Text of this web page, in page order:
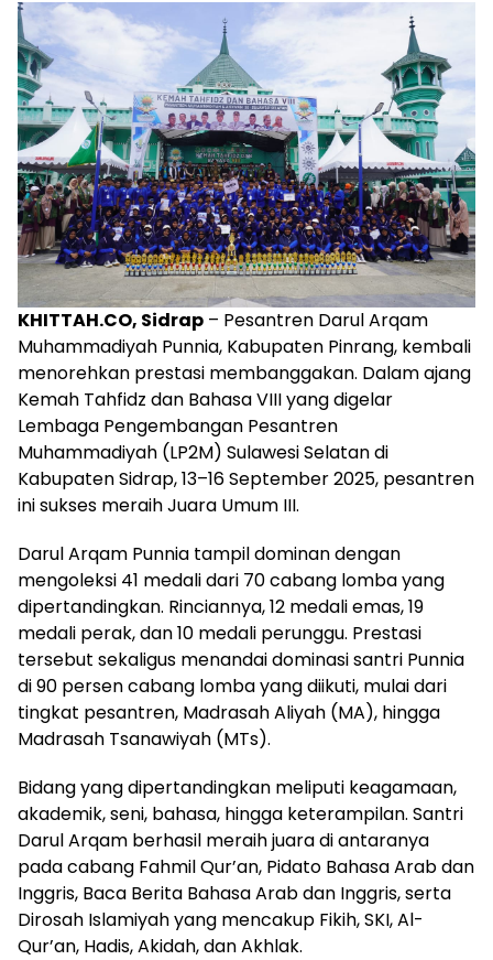
KHITTAH.CO, Sidrap – Pesantren Darul Arqam
Muhammadiyah Punnia, Kabupaten Pinrang, kembali
menorehkan prestasi membanggakan. Dalam ajang
Kemah Tahfidz dan Bahasa VIII yang digelar
Lembaga Pengembangan Pesantren
Muhammadiyah (LP2M) Sulawesi Selatan di
Kabupaten Sidrap, 13–16 September 2025, pesantren
ini sukses meraih Juara Umum III.
Darul Arqam Punnia tampil dominan dengan
mengoleksi 41 medali dari 70 cabang lomba yang
dipertandingkan. Rinciannya, 12 medali emas, 19
medali perak, dan 10 medali perunggu. Prestasi
tersebut sekaligus menandai dominasi santri Punnia
di 90 persen cabang lomba yang diikuti, mulai dari
tingkat pesantren, Madrasah Aliyah (MA), hingga
Madrasah Tsanawiyah (MTs).
Bidang yang dipertandingkan meliputi keagamaan,
akademik, seni, bahasa, hingga keterampilan. Santri
Darul Arqam berhasil meraih juara di antaranya
pada cabang Fahmil Qur’an, Pidato Bahasa Arab dan
Inggris, Baca Berita Bahasa Arab dan Inggris, serta
Dirosah Islamiyah yang mencakup Fikih, SKI, Al-
Qur’an, Hadis, Akidah, dan Akhlak.